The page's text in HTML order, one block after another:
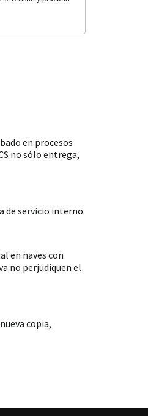
en procesos
no sólo entrega,
de servicio interno.
en naves con
no perjudiquen el
copia,